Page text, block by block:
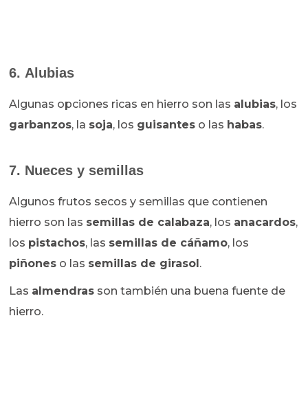
6. Alubias
Algunas opciones ricas en hierro son las alubias, los
garbanzos, la soja, los guisantes o las habas.
7. Nueces y semillas
Algunos frutos secos y semillas que contienen
hierro son las semillas de calabaza, los anacardos,
los pistachos, las semillas de cáñamo, los
piñones o las semillas de girasol .
Las almendras son también una buena fuente de
hierro.